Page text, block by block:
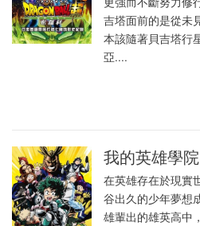
吉塔面前的是從未
本該隨著貝吉塔行
亞....
我的英雄學
在英雄存在於現實
谷出久的少年夢想
雄輩出的雄英高中